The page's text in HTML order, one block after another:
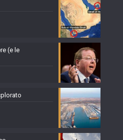
(e le